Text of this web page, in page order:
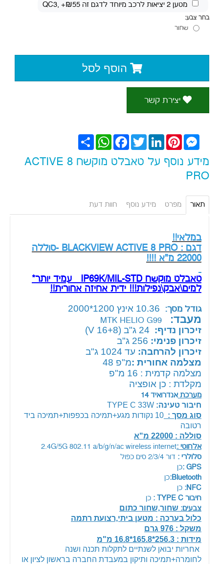
מטען 2 יציאות לרכב מיוחד לדגם זה QC3
, +₪55
בחר צבע:
שחור
הוסף לסל
יצירת קשר
שתף
WhatsAppFacebook TwitterLinkedInPinterest
Messenger
מידע נוסף על טאבלט מוקשח ACTIVE 8
PRO
תאור מפרט מידע נוסף חוות דעת
במלאי!!
דגם : BLACKVIEW ACTIVE 8 PRO -סוללה
22000 מ"א !!!!
טאבלט מוקשח IP69K/MIL-STD עמיד יותר*
למים\אבק\נפילות!!! ידית אחיזה אחורית!!
גודל מסך: 10.36 אינץ 1200*2000
מעבד:
זיכרון נדיף: 24 ג"ב (16+8 V)
זיכרון פנימי: 256 ג"ב
זיכרון להרחבה: עד 1024 ג"ב
מצלמה אחורית :מ"פ 48
מצלמה קדמית : 16 מ"פ
מקלדת : כן אופציה
מערכתאנדרואיד 14
חיבור טעינה:
סוג מסך :
10 נקודות מגע+תמיכה בכפפות+תמיכה ביד
רטובה
סוללה : 22000 מ"א
אלחוטי :2.4G/5G 802.11 a/b/g/n/ac wireless internet
סלולרי : דור 2/3/4 סים כפול
GPS : כן
Bluetooth: כן
NFC:
כן
חיבור TYPE C :
כן
צבעים: שחור,שחור כתום
כלול בערכה : מטען ביתי,רצועת רתמה
משקל : 976 גרם
מידות : 256.3*165.8*16.8 מ"מ
אחריות יבואן לשנתיים לתקלות תכנה ושנה
לחומרה+תמיכה ותיקון במעבדת החברה בראשון לציון או